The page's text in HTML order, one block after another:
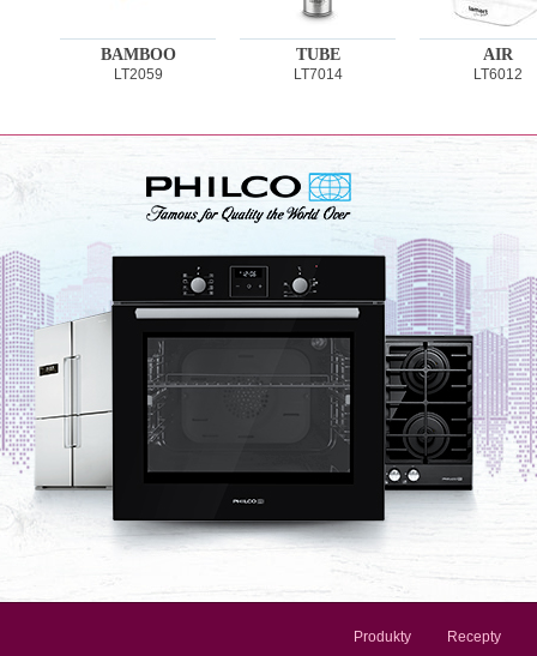
BAMBOO
LT2059
TUBE
LT7014
AIR
LT6012
Produkty Recepty